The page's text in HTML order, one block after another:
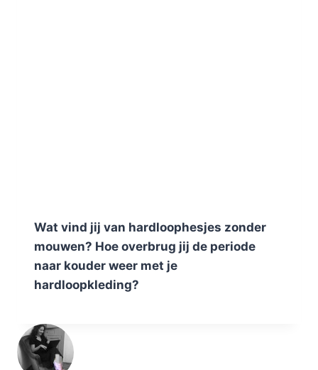
Wat vind jij van hardloophesjes zonder
mouwen? Hoe overbrug jij de periode
naar kouder weer met je
hardloopkleding?